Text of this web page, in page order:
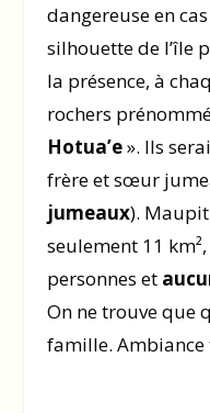
dangereuse en
silhouette de l’île
la présence, à
rochers
Hotua’e». Ils
frère et sœur
jumeaux).
seulement 11
personnes et
On ne trouve que
famille.